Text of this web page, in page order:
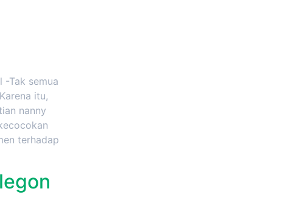
-Tak semua
itu,
nanny
terhadap